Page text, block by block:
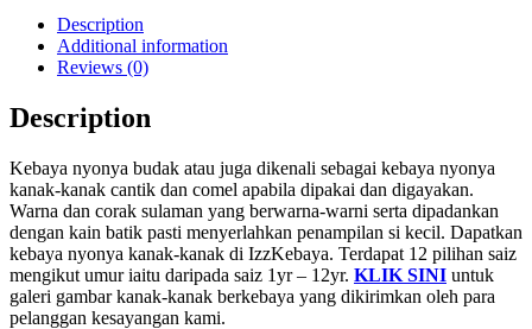
Description
Additional information
Reviews (0)
Description
Kebaya nyonya budak atau juga dikenali sebagai kebaya nyonya
kanak-kanak cantik dan comel apabila dipakai dan digayakan.
Warna dan corak sulaman yang berwarna-warni serta dipadankan
dengan kain batik pasti menyerlahkan penampilan si kecil. Dapatkan
kebaya nyonya kanak-kanak di IzzKebaya. Terdapat 12 pilihan saiz
mengikut umur iaitu daripada saiz 1yr – 12yr. KLIK SINI untuk
galeri gambar kanak-kanak berkebaya yang dikirimkan oleh para
pelanggan kesayangan kami.